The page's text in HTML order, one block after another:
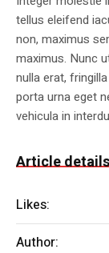
tellus eleifend
non, maximus
maximus. Nunc
nulla erat,
porta urna eget
vehicula in
Article
Likes:
Author: